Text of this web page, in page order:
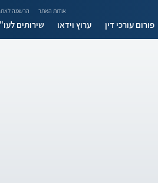
אודות האתר הרשמה
פורום עורכי דין ערוץ וידאו שירותים